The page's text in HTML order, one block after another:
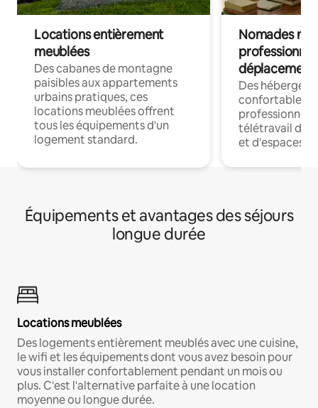
Locations entièrement
meublées
Des cabanes de montagne
paisibles aux appartements
urbains pratiques, ces
locations meublées offrent
tous les équipements d'un
logement standard.
Nomades
déplacement
Des
confortables
professionnels
télétravail
et d'espaces
Équipements et avantages des séjours
longue durée
Locations meublées
Des logements entièrement meublés avec une cuisine,
le wifi et les équipements dont vous avez besoin pour
vous installer confortablement pendant un mois ou
plus. C'est l'alternative parfaite à une location
moyenne ou longue durée.